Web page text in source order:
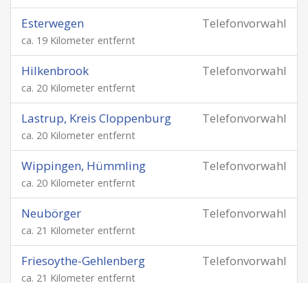
Telefonvorwahl
Esterwegen
ca. 19 Kilometer entfernt
Telefonvorwahl
Hilkenbrook
ca. 20 Kilometer entfernt
Telefonvorwahl
Lastrup, Kreis Cloppenburg
ca. 20 Kilometer entfernt
Telefonvorwahl
Wippingen, Hümmling
ca. 20 Kilometer entfernt
Telefonvorwahl
Neubörger
ca. 21 Kilometer entfernt
Telefonvorwahl
Friesoythe-Gehlenberg
ca. 21 Kilometer entfernt